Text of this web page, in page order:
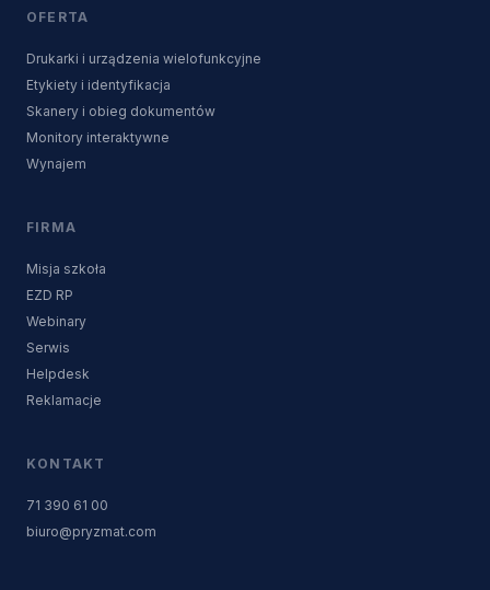
OFERTA
Drukarki i urządzenia wielofunkcyjne
Etykiety i identyfikacja
Skanery i obieg dokumentów
Monitory interaktywne
Wynajem
FIRMA
Misja szkoła
EZD RP
Webinary
Serwis
Helpdesk
Reklamacje
KONTAKT
71 390 61 00
biuro@pryzmat.com